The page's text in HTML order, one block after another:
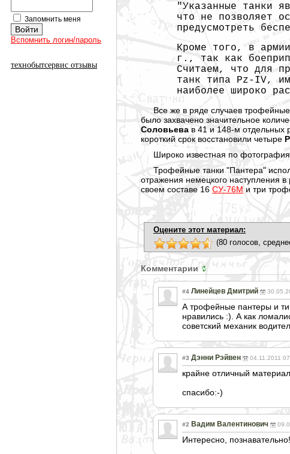
Запомнить меня
Вспомнить логин/пароль
технобытсервис отзывы
"Указанные танки
что не позволяет
предусмотреть
Кроме того, в
г., так как
Считаем, что для
танк типа Pz-IV,
наиболее широко
Все же в ряде случаев
было захвачено значительное
Соловьева в 41 и 148-м отдельных
короткий срок восстановили четыре
Широко известная по
Трофейные танки "Пантера"
отражения немецкого наступления
своем составе 16 СУ-76М и три
Оцените этот материал:
(80 голосов,
Комментарии
#4 Линейцев Дмитрий
А трофейные пантеры и
нравились :). А как
советский механик
#3 Дэнни Рэйвен 04.11.2011
крайне отличный
спасибо:-)
#2 Вадим Валентинович
Интересно,